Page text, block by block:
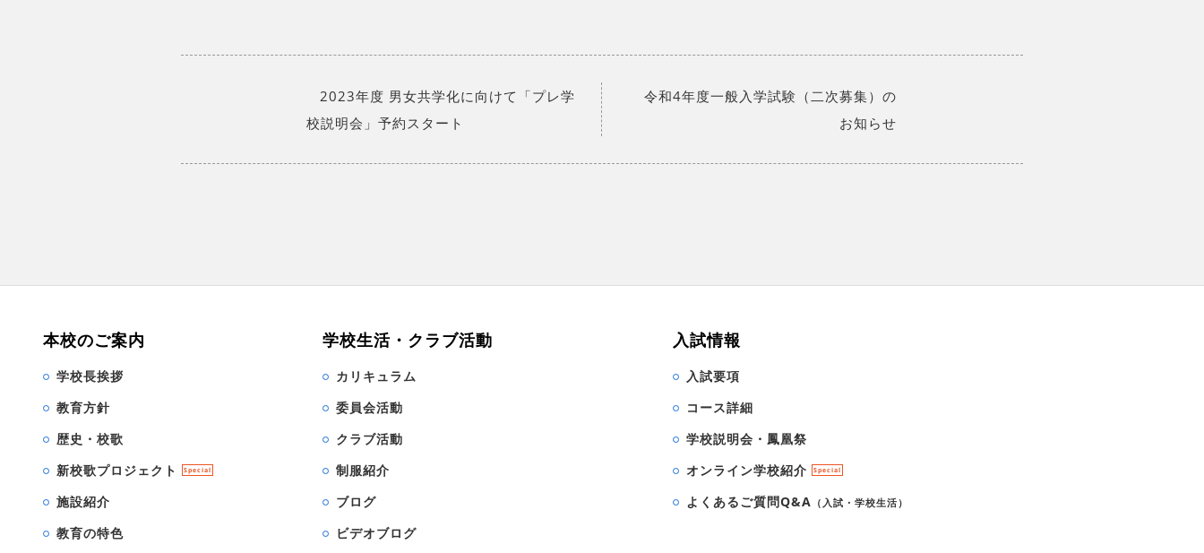
2023年度 男女共学化に向けて「プレ学
校説明会」予約スタート
令和4年度一般入学試験（二次募集）の
お知らせ
本校のご案内
学校長挨拶
教育方針
歴史・校歌
新校歌プロジェクト
Special
施設紹介
教育の特色
学校生活・クラブ活動
カリキュラム
委員会活動
クラブ活動
制服紹介
ブログ
ビデオブログ
入試情報
入試要項
コース詳細
学校説明会・鳳凰祭
オンライン学校紹介
Special
よくあるご質問Q&A （入試・学校生活）